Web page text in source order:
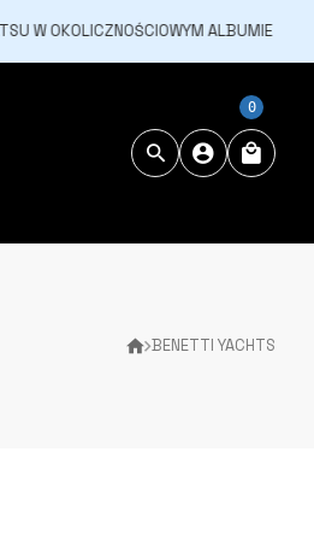
OKOLICZNOŚCIOWYM ALBUMIE
0
BENETTI YACHTS